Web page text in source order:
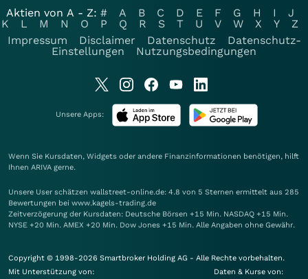
Aktien von A - Z: # A B C D E F G H I
J
K
L M N O P Q R S T U V W X Y
Z
Impressum
Disclaimer Datenschutz
Datenschutz-
Einstellungen
Nutzungsbedingungen
Unsere Apps:
Wenn Sie Kursdaten, Widgets oder andere Finanzinformationen benötigen, hilft
Ihnen ARIVA gerne.
Unsere User schätzen wallstreet-online.de: 4.8 von 5 Sternen ermittelt aus 285
Bewertungen bei www.kagels-trading.de
Zeitverzögerung der Kursdaten: Deutsche Börsen +15 Min. NASDAQ +15 Min.
NYSE +20 Min. AMEX +20 Min. Dow Jones +15 Min. Alle Angaben ohne Gewähr.
Copyright © 1998-2026 Smartbroker Holding AG - Alle Rechte vorbehalten.
Mit Unterstützung von:
Daten & Kurse von: